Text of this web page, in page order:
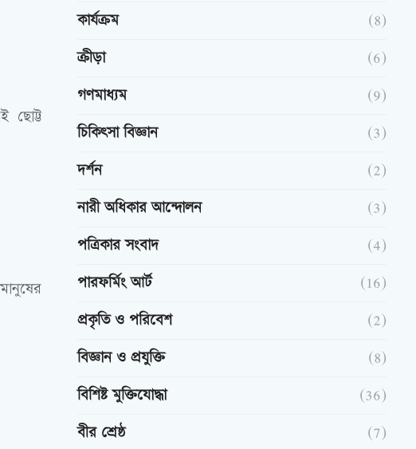
কার্যক্রম
(8)
ক্রীড়া
(6)
গণমাধ্যম
(9)
চিকিৎসা বিজ্ঞান
(3)
দর্শন
(2)
নারী অধিকার আন্দোলন
(3)
পত্রিকার সংবাদ
(4)
পারফর্মিং আর্ট
(16)
প্রকৃতি ও পরিবেশ
(2)
বিজ্ঞান ও প্রযুক্তি
(8)
বিশিষ্ট মুক্তিযোদ্ধা
(36)
বীর শ্রেষ্ঠ
(7)